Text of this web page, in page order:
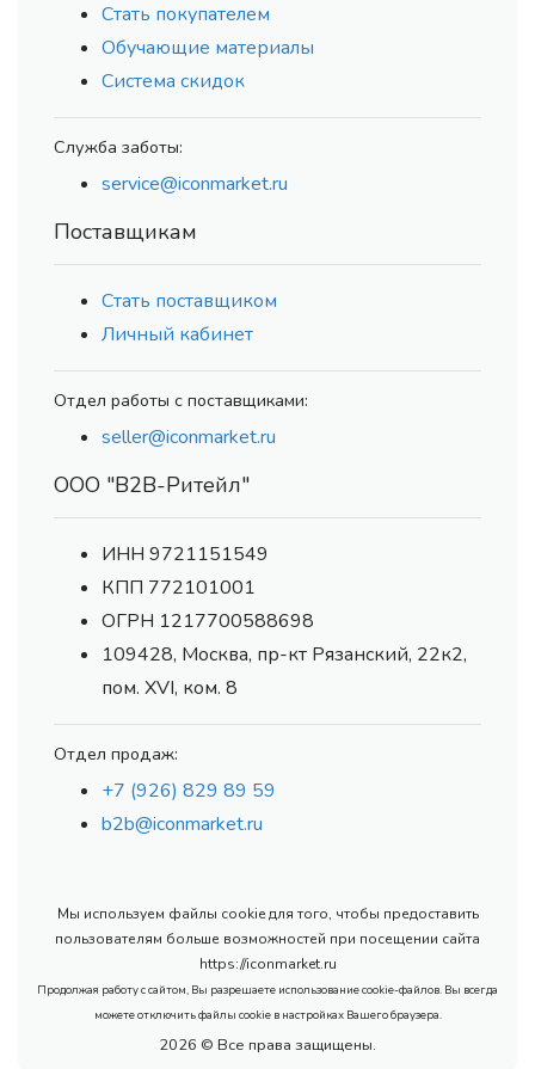
Стать покупателем
Обучающие материалы
Система скидок
Служба заботы:
service@iconmarket.ru
Поставщикам
Стать поставщиком
Личный кабинет
Отдел работы с поставщиками:
seller@iconmarket.ru
ООО "В2В-Ритейл"
ИНН 9721151549
КПП 772101001
ОГРН 1217700588698
109428, Москва, пр-кт Рязанский, 22к2,
пом. XVI, ком. 8
Отдел продаж:
+7 (926) 829 89 59
b2b@iconmarket.ru
Мы используем файлы cookie для того, чтобы предоставить
пользователям больше возможностей при посещении сайта
https://iconmarket.ru
Продолжая работу с сайтом, Вы разрешаете использование cookie-файлов. Вы всегда
можете отключить файлы cookie в настройках Вашего браузера.
2026 © Все права защищены.